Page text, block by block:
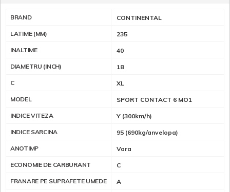
BRAND CONTINENTAL
LATIME (MM) 235
INALTIME 40
DIAMETRU (INCH) 18
C XL
MODEL SPORT CONTACT 6 MO1
INDICE VITEZA Y (300km/h)
INDICE SARCINA 95 (690kg/anvelopa)
ANOTIMP Vara
ECONOMIE DE CARBURANT C
FRANARE PE SUPRAFETE UMEDE A